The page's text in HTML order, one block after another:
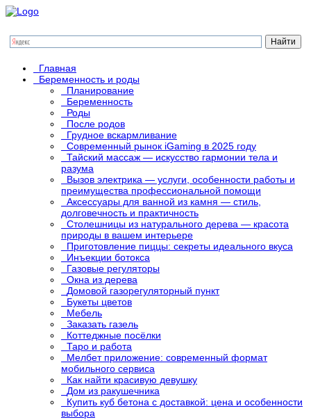
Главная
Беременность и роды
Планирование
Беременность
Роды
После родов
Грудное вскармливание
Современный рынок iGaming в 2025 году
Тайский массаж — искусство гармонии тела и
разума
Вызов электрика — услуги, особенности работы и
преимущества профессиональной помощи
Аксессуары для ванной из камня — стиль,
долговечность и практичность
Столешницы из натурального дерева — красота
природы в вашем интерьере
Приготовление пиццы: секреты идеального вкуса
Инъекции ботокса
Газовые регуляторы
Окна из дерева
Домовой газорегуляторный пункт
Букеты цветов
Мебель
Заказать газель
Коттеджные посёлки
Таро и работа
Мелбет приложение: современный формат
мобильного сервиса
Как найти красивую девушку
Дом из ракушечника
Купить куб бетона с доставкой: цена и особенности
выбора